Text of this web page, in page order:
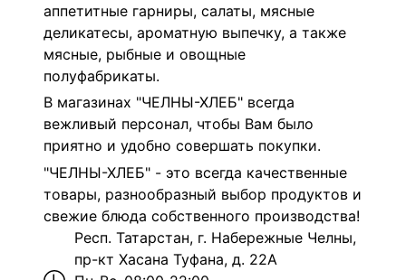
аппетитные гарниры, салаты, мясные
деликатесы, ароматную выпечку, а также
мясные, рыбные и овощные
полуфабрикаты.
В магазинах "ЧЕЛНЫ-ХЛЕБ" всегда
вежливый персонал, чтобы Вам было
приятно и удобно совершать покупки.
"ЧЕЛНЫ-ХЛЕБ" - это всегда качественные
товары, разнообразный выбор продуктов и
свежие блюда собственного производства!
Респ. Татарстан, г. Набережные Челны,
пр-кт Хасана Туфана, д. 22А